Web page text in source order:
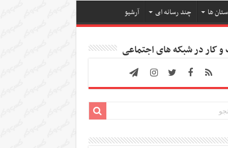
ها چند رسانه ای آرشیو
کار در شبکه های اجتماعی